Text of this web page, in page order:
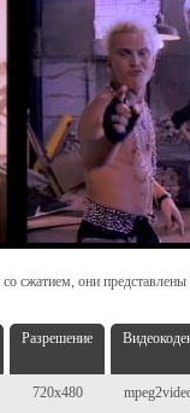
сжатием, они
Разрешение
720x480